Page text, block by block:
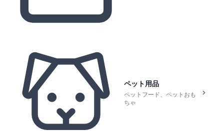
ペット用品
ペットフード、ペットおも
ちゃ